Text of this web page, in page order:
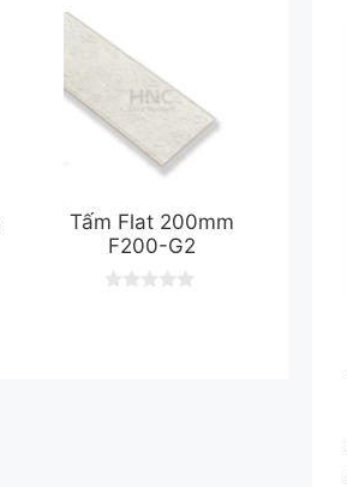
Tấm Flat 200mm
F200-G2